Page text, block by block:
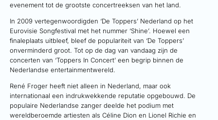
evenement tot de grootste concertreeksen van het land.
In 2009 vertegenwoordigden ‘De Toppers’ Nederland op het
Eurovisie Songfestival met het nummer ‘Shine’. Hoewel een
finaleplaats uitbleef, bleef de populariteit van ‘De Toppers’
onverminderd groot. Tot op de dag van vandaag zijn de
concerten van ‘Toppers In Concert’ een begrip binnen de
Nederlandse entertainmentwereld.
René Froger heeft niet alleen in Nederland, maar ook
internationaal een indrukwekkende reputatie opgebouwd. De
populaire Nederlandse zanger deelde het podium met
wereldberoemde artiesten als Céline Dion en Lionel Richie en